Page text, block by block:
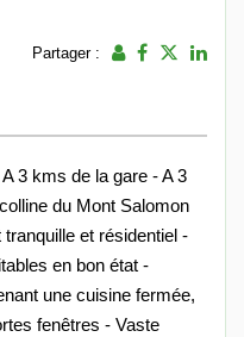
Partager :
3 kms de la gare - A 3
du Mont Salomon
et résidentiel -
en bon état -
une cuisine fermée,
fenêtres - Vaste